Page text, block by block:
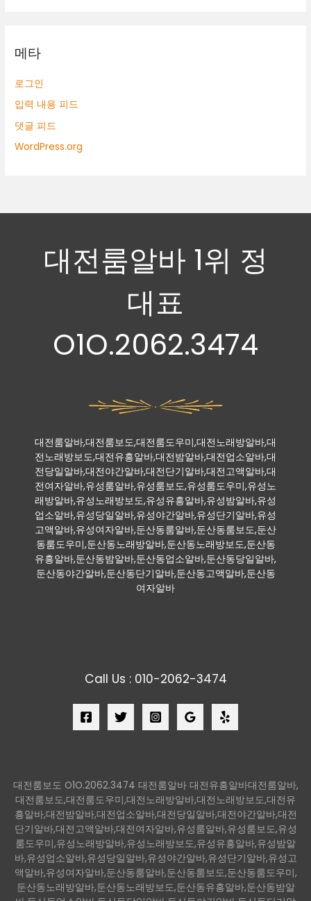
메타
로그인
입력 내용 피드
댓글 피드
WordPress.org
대전룸알바 1위 정
대표
O1O.2062.3474
대전룸알바,대전룸보도,대전룸도우미,대전노래방알바,대
전노래방보도,대전유흥알바,대전밤알바,대전업소알바,대
전당일알바,대전야간알바,대전단기알바,대전고액알바,대
전여자알바,유성룸알바,유성룸보도,유성룸도우미,유성노
래방알바,유성노래방보도,유성유흥알바,유성밤알바,유성
업소알바,유성당일알바,유성야간알바,유성단기알바,유성
고액알바,유성여자알바,둔산동룸알바,둔산동룸보도,둔산
동룸도우미,둔산동노래방알바,둔산동노래방보도,둔산동
유흥알바,둔산동밤알바,둔산동업소알바,둔산동당일알바,
둔산동야간알바,둔산동단기알바,둔산동고액알바,둔산동
여자알바
Call Us : 010-2062-3474
대전룸보도 O1O.2062.3474 대전룸알바 대전유흥알바대전룸알바,
대전룸보도,대전룸도우미,대전노래방알바,대전노래방보도,대전유
흥알바,대전밤알바,대전업소알바,대전당일알바,대전야간알바,대전
단기알바,대전고액알바,대전여자알바,유성룸알바,유성룸보도,유성
룸도우미,유성노래방알바,유성노래방보도,유성유흥알바,유성밤알
바,유성업소알바,유성당일알바,유성야간알바,유성단기알바,유성고
액알바,유성여자알바,둔산동룸알바,둔산동룸보도,둔산동룸도우미,
둔산동노래방알바,둔산동노래방보도,둔산동유흥알바,둔산동밤알